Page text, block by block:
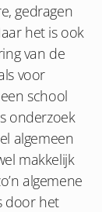
gedragen
het is ook
van de
voor
school
onderzoek
algemeen
makkelijk
algemene
door het